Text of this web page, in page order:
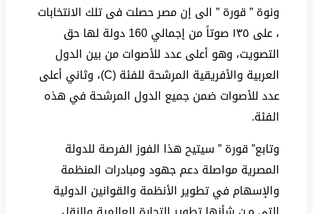
ونوة ” قورة ” الى إن مصر حصلت فى تلك الانتخابات
، على ١٣٥ صوتاً من إجمالي 160 دولة لها حق
التصويت، وهو أعلى عدد للأصوات من بين الدول
العربية والأفريقية المرشحة للفئة (C)، وثاني أعلى
عدد للأصوات ضمن جميع الدول المرشحة في هذه
الفئة.
وتابع” قورة ” سيتيح هذا الفوز الفرصة للدولة
المصرية مواصلة دعم جهود ومبادرات المنظمة
والإسهام في تطوير الأنظمة والقوانين الدولية